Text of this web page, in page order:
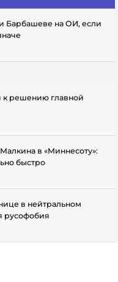
Барбашеве на ОИ, если
к решению главной
в «Миннесоту»:
быстро
в нейтральном
русофобия